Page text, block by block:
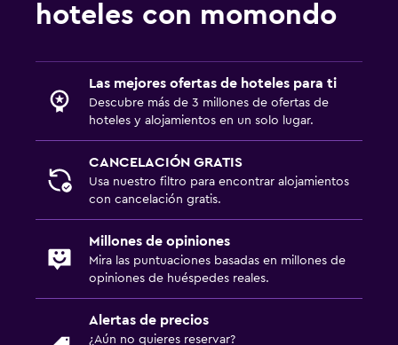
hoteles con momondo
Las mejores ofertas de hoteles para ti
Descubre más de 3 millones de ofertas de
hoteles y alojamientos en un solo lugar.
CANCELACIÓN GRATIS
Usa nuestro filtro para encontrar alojamientos
con cancelación gratis.
Millones de opiniones
Mira las puntuaciones basadas en millones de
opiniones de huéspedes reales.
Alertas de precios
¿Aún no quieres reservar?